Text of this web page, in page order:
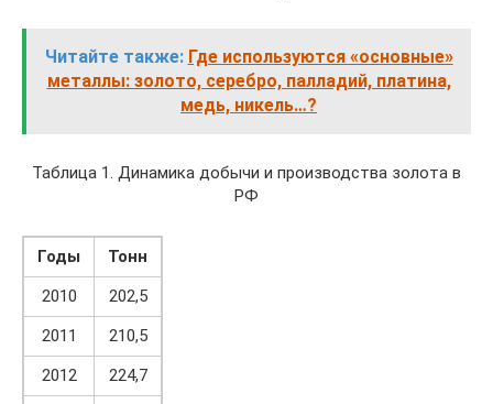
Читайте также: Где используются «основные»
металлы: золото, серебро, палладий, платина,
медь, никель…?
Таблица 1. Динамика добычи и производства золота в
РФ
Годы
Тонн
2010
202,5
2011
210,5
2012
224,7